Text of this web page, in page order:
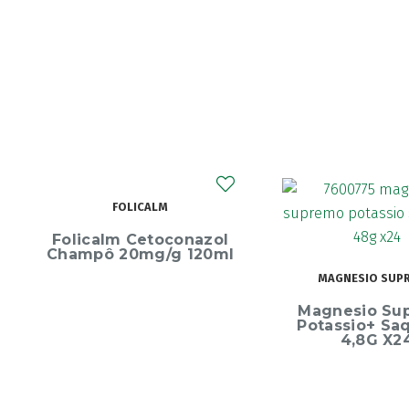
Ecrinal
Endurecedor
10ml